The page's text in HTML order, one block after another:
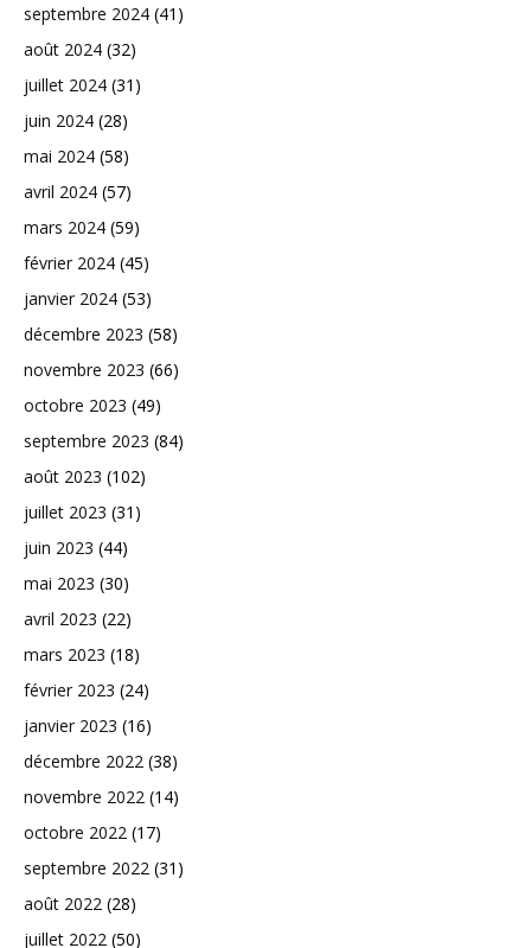
septembre 2024 (41)
août 2024 (32)
juillet 2024 (31)
juin 2024 (28)
mai 2024 (58)
avril 2024 (57)
mars 2024 (59)
février 2024 (45)
janvier 2024 (53)
décembre 2023 (58)
novembre 2023 (66)
octobre 2023 (49)
septembre 2023 (84)
août 2023 (102)
juillet 2023 (31)
juin 2023 (44)
mai 2023 (30)
avril 2023 (22)
mars 2023 (18)
février 2023 (24)
janvier 2023 (16)
décembre 2022 (38)
novembre 2022 (14)
octobre 2022 (17)
septembre 2022 (31)
août 2022 (28)
juillet 2022 (50)